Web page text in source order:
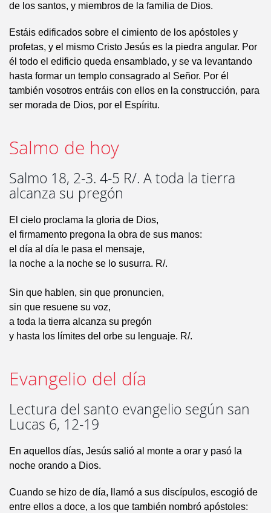
de los santos, y miembros de la familia de Dios.
Estáis edificados sobre el cimiento de los apóstoles y
profetas, y el mismo Cristo Jesús es la piedra angular. Por
él todo el edificio queda ensamblado, y se va levantando
hasta formar un templo consagrado al Señor. Por él
también vosotros entráis con ellos en la construcción, para
ser morada de Dios, por el Espíritu.
Salmo de hoy
Salmo 18, 2-3. 4-5 R/. A toda la tierra
alcanza su pregón
El cielo proclama la gloria de Dios,
el firmamento pregona la obra de sus manos:
el día al día le pasa el mensaje,
la noche a la noche se lo susurra. R/.
Sin que hablen, sin que pronuncien,
sin que resuene su voz,
a toda la tierra alcanza su pregón
y hasta los límites del orbe su lenguaje. R/.
Evangelio del día
Lectura del santo evangelio según san
Lucas 6, 12-19
En aquellos días, Jesús salió al monte a orar y pasó la
noche orando a Dios.
Cuando se hizo de día, llamó a sus discípulos, escogió de
entre ellos a doce, a los que también nombró apóstoles: